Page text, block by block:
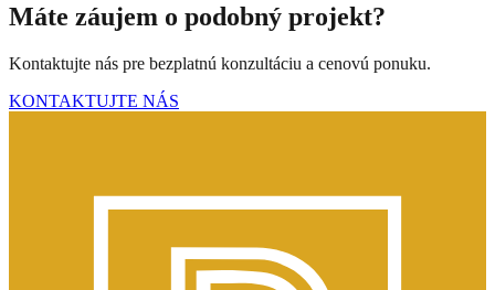
Máte záujem o podobný projekt?
Kontaktujte nás pre bezplatnú konzultáciu a cenovú ponuku.
KONTAKTUJTE NÁS